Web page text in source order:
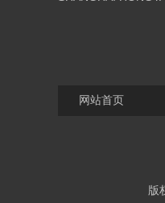
网站首页
版